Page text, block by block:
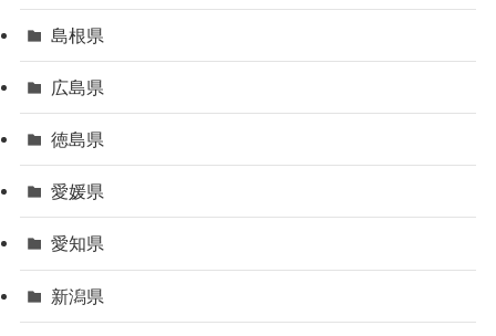
島根県
広島県
徳島県
愛媛県
愛知県
新潟県